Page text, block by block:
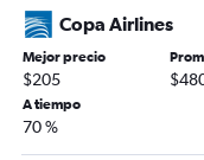
Copa Airlines
Mejor precio
$205
A tiempo
70 %